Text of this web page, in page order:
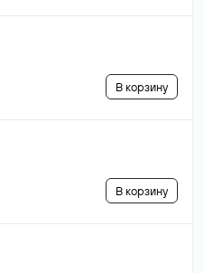
В корзину
В корзину